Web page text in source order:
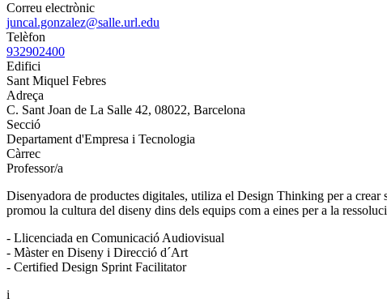
Correu electrònic
juncal.gonzalez@salle.url.edu
Telèfon
932902400
Edifici
Sant Miquel Febres
Adreça
C. Sant Joan de La Salle 42, 08022, Barcelona
Secció
Departament d'Empresa i Tecnologia
Càrrec
Professor/a
Disenyadora de productes digitales, utiliza el Design Thinking per a crear
promou la cultura del diseny dins dels equips com a eines per a la
- Llicenciada en Comunicació Audiovisual
- Màster en Diseny i Direcció d´Art
- Certified Design Sprint Facilitator
i